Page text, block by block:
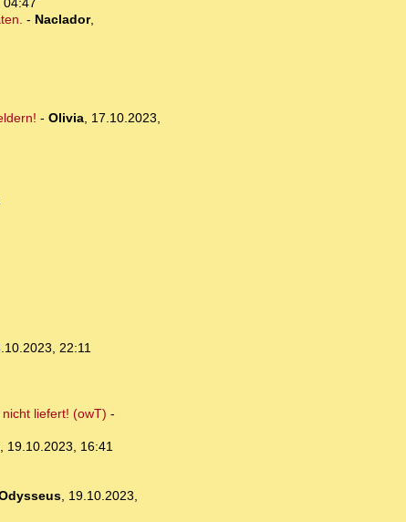
04:47
- Naclador,
- Olivia, 17.10.2023,
22:11
liefert! (owT) -
, 19.10.2023, 16:41
, 19.10.2023,